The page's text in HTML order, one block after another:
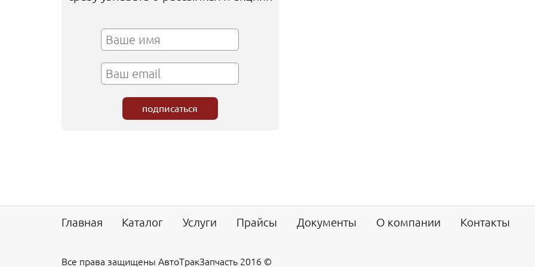
Главная Каталог Услуги Прайсы Документы О компании Контакты
Все права защищены АвтоТракЗапчасть 2016 ©